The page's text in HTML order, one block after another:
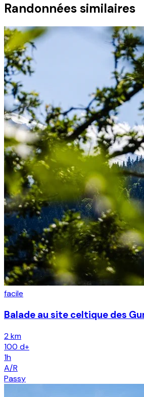
Randonnées similaires
facile
Balade au site celtique des
2 km
100 d+
1h
A/R
Passy